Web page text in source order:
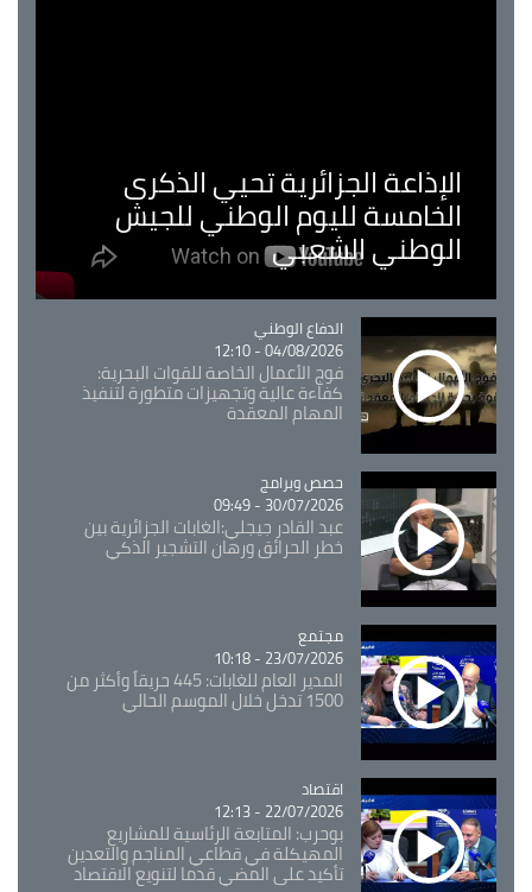
الإذاعة الجزائرية تحيي الذكرى
الخامسة لليوم الوطني للجيش
الوطني الشعبي
Catégorie
الدفاع الوطني
04/08/2026 - 12:10
فوج الأعمال الخاصة للقوات البحرية:
كفاءة عالية وتجهيزات متطورة لتنفيذ
المهام المعقدة
Catégorie
حصص وبرامج
30/07/2026 - 09:49
عبد القادر جيجلي:الغابات الجزائرية بين
خطر الحرائق ورهان التشجير الذكي
Catégorie
مجتمع
23/07/2026 - 10:18
المدير العام للغابات: 445 حريقاً وأكثر من
1500 تدخل خلال الموسم الحالي
Catégorie
اقتصاد
22/07/2026 - 12:13
بوحرب: المتابعة الرئاسية للمشاريع
المهيكلة في قطاعي المناجم والتعدين
تأكيد على المضي قدما لتنويع الاقتصاد